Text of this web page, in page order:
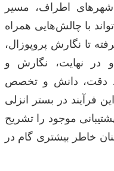
اطراف، مسیر
با چالش‌هایی همراه
تا نگارش پروپوزال،
و در نهایت، نگارش و
دقت، دانش و تخصص
فرآیند در بستر انزلی
موجود را تشریح
خاطر بیشتری گام در